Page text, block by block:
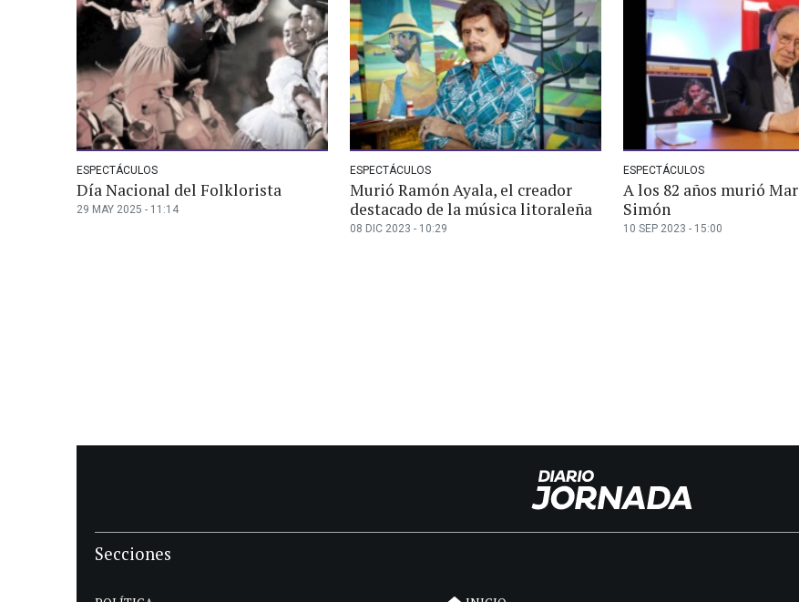
ESPECTÁCULOS
Día Nacional del Folklorista
29 MAY 2025 - 11:14
ESPECTÁCULOS
Murió Ramón Ayala, el creador
destacado de la música litoraleña
08 DIC 2023 - 10:29
ESPECTÁCULOS
A los 82 años murió
Simón
10 SEP 2023 - 15:00
Secciones